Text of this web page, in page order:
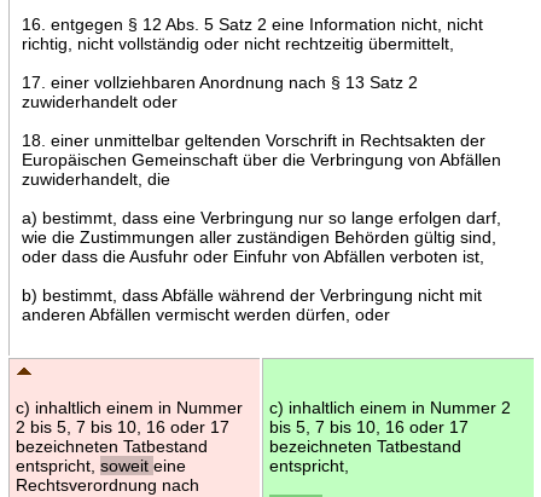
16. entgegen § 12 Abs. 5 Satz 2 eine Information nicht, nicht
richtig, nicht vollständig oder nicht rechtzeitig übermittelt,
17. einer vollziehbaren Anordnung nach § 13 Satz 2
zuwiderhandelt oder
18. einer unmittelbar geltenden Vorschrift in Rechtsakten der
Europäischen Gemeinschaft über die Verbringung von Abfällen
zuwiderhandelt, die
a) bestimmt, dass eine Verbringung nur so lange erfolgen darf,
wie die Zustimmungen aller zuständigen Behörden gültig sind,
oder dass die Ausfuhr oder Einfuhr von Abfällen verboten ist,
b) bestimmt, dass Abfälle während der Verbringung nicht mit
anderen Abfällen vermischt werden dürfen, oder
c) inhaltlich einem in Nummer
2 bis 5, 7 bis 10, 16 oder 17
bezeichneten Tatbestand
entspricht, soweit eine
Rechtsverordnung nach
c) inhaltlich einem in Nummer 2
bis 5, 7 bis 10, 16 oder 17
bezeichneten Tatbestand
entspricht,